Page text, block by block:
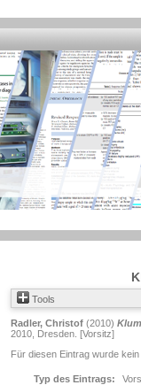
Tools
Radler, Christof (2010)
2010, Dresden. [Vorsitz]
Für diesen Eintrag wurde
Typ des Eintrags: